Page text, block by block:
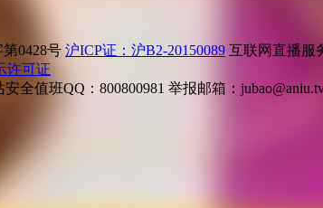
0428号 沪ICP证：沪B2-20150089 互联网直播服
许可证
安全值班QQ：800800981 举报邮箱：